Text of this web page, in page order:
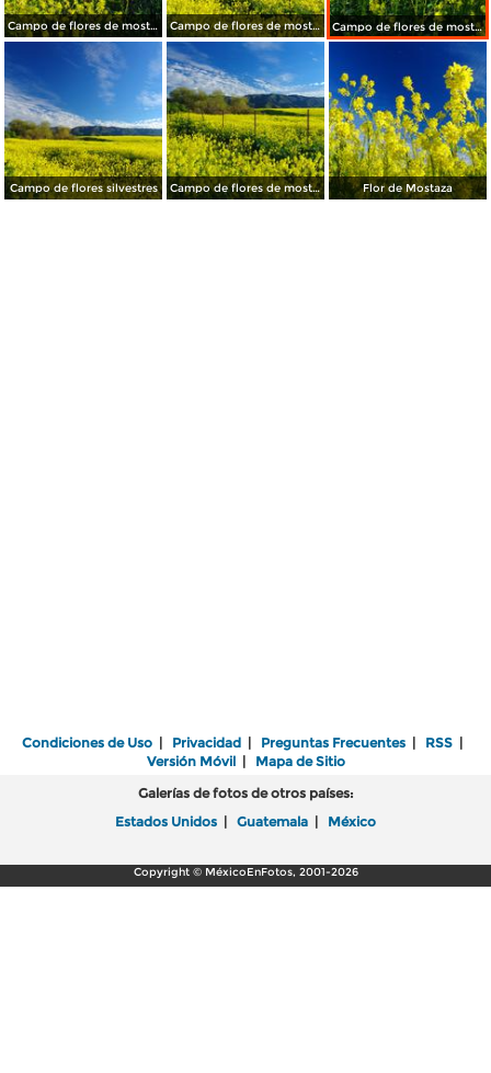
Campo de flores de mostaza Campo de flores de mostaza Campo de flores de mostaza
Campo de flores silvestres Campo de flores de mostaza Flor de Mostaza
Condiciones de Uso | Privacidad | Preguntas Frecuentes | RSS |
Versión Móvil| Mapa de Sitio
Galerías de fotos de otros países:
Estados Unidos | Guatemala | México
Copyright © MéxicoEnFotos, 2001-2026